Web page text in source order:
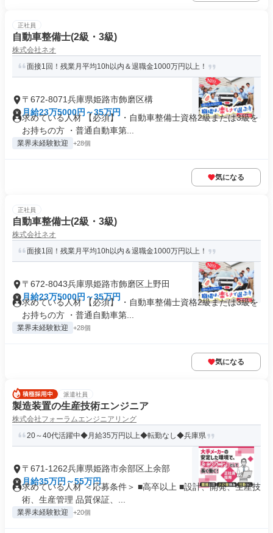
正社員
自動車整備士(2級・3級)
株式会社ネオ
面接1回！残業月平均10h以内＆退職金1000万円以上！
〒672-8071兵庫県姫路市飾磨区構
月給23万5000円～35万円
求めている人材 【必須】 ・自動車整備士資格2級または3級を
お持ちの方 ・普通自動車第...
業界未経験歓迎 +28個
気になる
正社員
自動車整備士(2級・3級)
株式会社ネオ
面接1回！残業月平均10h以内＆退職金1000万円以上！
〒672-8043兵庫県姫路市飾磨区上野田
月給23万5000円～35万円
求めている人材 【必須】 ・自動車整備士資格2級または3級を
お持ちの方 ・普通自動車第...
業界未経験歓迎 +28個
気になる
派遣社員
製造装置の生産技術エンジニア
株式会社フォーラムエンジニアリング
20～40代活躍中◆月給35万円以上◆転勤なし◆兵庫県
〒671-1262兵庫県姫路市余部区上余部
月給35万円～55万円
求めている人材 ＜応募条件＞ ■高卒以上 ■設計、開発、生産技
術、生産管理 品質保証、...
業界未経験歓迎 +20個